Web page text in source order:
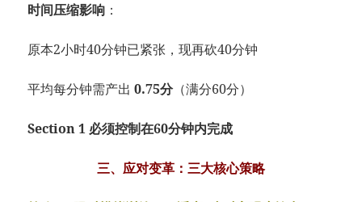
时间压缩影响 ：
原本2小时40分钟已紧张，现再砍40分钟
平均每分钟需产出0.75分（满分60分）
Section 1 必须控制在60分钟内完成
三、应对变革：三大核心策略